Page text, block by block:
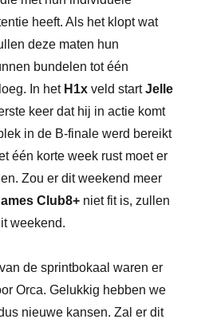
heeft. Als het klopt wat
deze maten hun
bundelen tot één
In het H1xveld startJelle
keer dat hij in actie komt
in de B-finale werd bereikt
één korte week rust moet er
Zou er dit weekend meer
Club8+ niet fit is, zullen
weekend.
de sprintbokaal waren er
Orca. Gelukkig hebben we
nieuwe kansen. Zal er dit